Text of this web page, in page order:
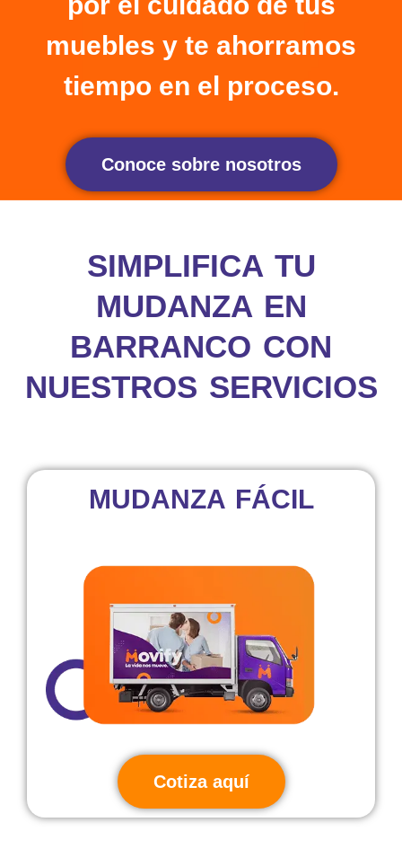
muebles y te ahorramos
tiempo en el proceso.
Conoce sobre nosotros
SIMPLIFICA TU
MUDANZA EN
BARRANCO CON
NUESTROS SERVICIOS
MUDANZA FÁCIL
Cotiza aquí